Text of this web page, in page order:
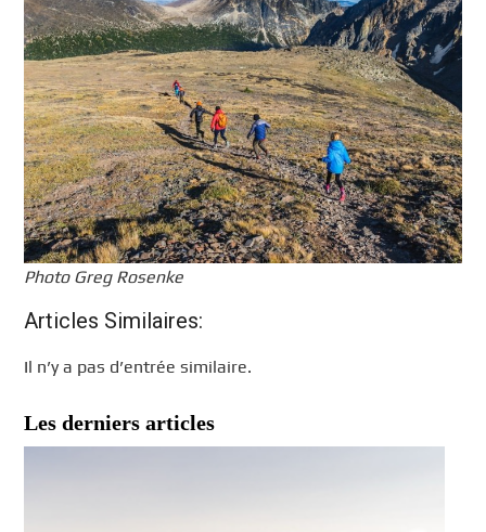
Photo Greg Rosenke
Articles Similaires:
Il n’y a pas d’entrée similaire.
Les derniers articles